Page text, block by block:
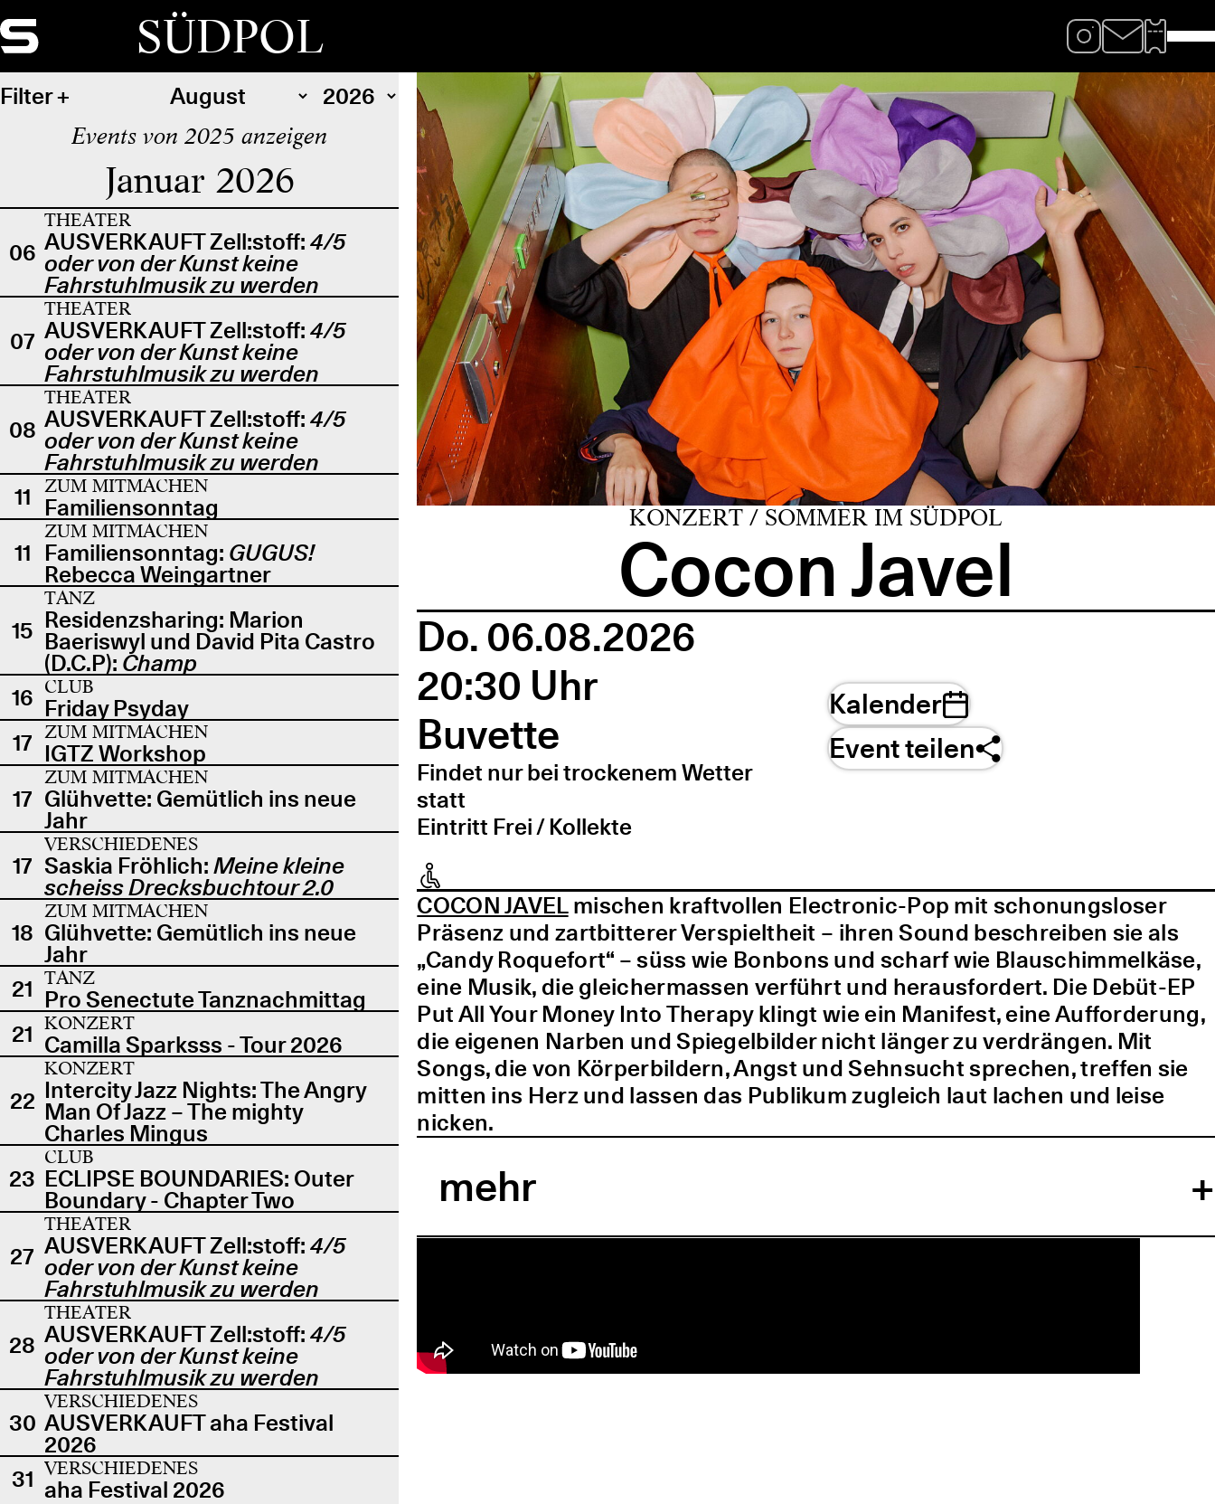
SÜDPOL
Filter
Events von 2025 anzeigen
Januar 2026
06
THEATER
AUSVERKAUFT Zell:stoff: 4/5
oder von der Kunst keine
Fahrstuhlmusik zu werden
07
THEATER
AUSVERKAUFT Zell:stoff: 4/5
oder von der Kunst keine
Fahrstuhlmusik zu werden
08
THEATER
AUSVERKAUFT Zell:stoff: 4/5
oder von der Kunst keine
Fahrstuhlmusik zu werden
11
ZUM MITMACHEN
Familiensonntag
11
ZUM MITMACHEN
Familiensonntag: GUGUS!
Rebecca Weingartner
15
TANZ
Residenzsharing: Marion
Baeriswyl und David Pita Castro
(D.C.P): Champ
16 CLUB
Friday Psyday
17 ZUM MITMACHEN
IGTZ Workshop
17
ZUM MITMACHEN
Glühvette: Gemütlich ins neue
Jahr
17
VERSCHIEDENES
Saskia Fröhlich: Meine kleine
scheiss Drecksbuchtour 2.0
18
ZUM MITMACHEN
Glühvette: Gemütlich ins neue
Jahr
21 TANZ
Pro Senectute Tanznachmittag
21 KONZERT
Camilla Sparksss - Tour 2026
22
KONZERT
Intercity Jazz Nights: The Angry
Man Of Jazz – The mighty
Charles Mingus
23
CLUB
ECLIPSE BOUNDARIES: Outer
Boundary - Chapter Two
27
THEATER
AUSVERKAUFT Zell:stoff: 4/5
oder von der Kunst keine
Fahrstuhlmusik zu werden
28
THEATER
AUSVERKAUFT Zell:stoff: 4/5
oder von der Kunst keine
Fahrstuhlmusik zu werden
30
VERSCHIEDENES
AUSVERKAUFT aha Festival
2026
31 VERSCHIEDENES
aha Festival 2026
KONZERT / SOMMER IM SÜDPOL
Cocon Javel
Do. 06.08.2026
20:30 Uhr
Buvette
Findet nur bei trockenem Wetter
statt
Eintritt Frei / Kollekte
Kalender
Event teilen
COCON JAVELmischen kraftvollen Electronic-Pop mit schonungsloser
Präsenz und zartbitterer Verspieltheit – ihren Sound beschreiben sie als
„Candy Roquefort“ – süss wie Bonbons und scharf wie Blauschimmelkäse,
eine Musik, die gleichermassen verführt und herausfordert. Die Debüt-EP
Put All Your Money Into Therapy klingt wie ein Manifest, eine Aufforderung,
die eigenen Narben und Spiegelbilder nicht länger zu verdrängen. Mit
Songs, die von Körperbildern, Angst und Sehnsucht sprechen, treffen sie
mitten ins Herz und lassen das Publikum zugleich laut lachen und leise
nicken.
mehr